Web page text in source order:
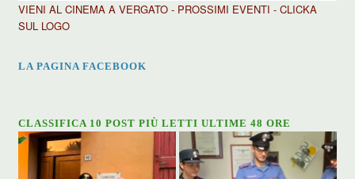
VIENI AL CINEMA A VERGATO - PROSSIMI EVENTI - CLICKA
SUL LOGO
LA PAGINA FACEBOOK
CLASSIFICA 10 POST PIÙ LETTI ULTIME 48 ORE